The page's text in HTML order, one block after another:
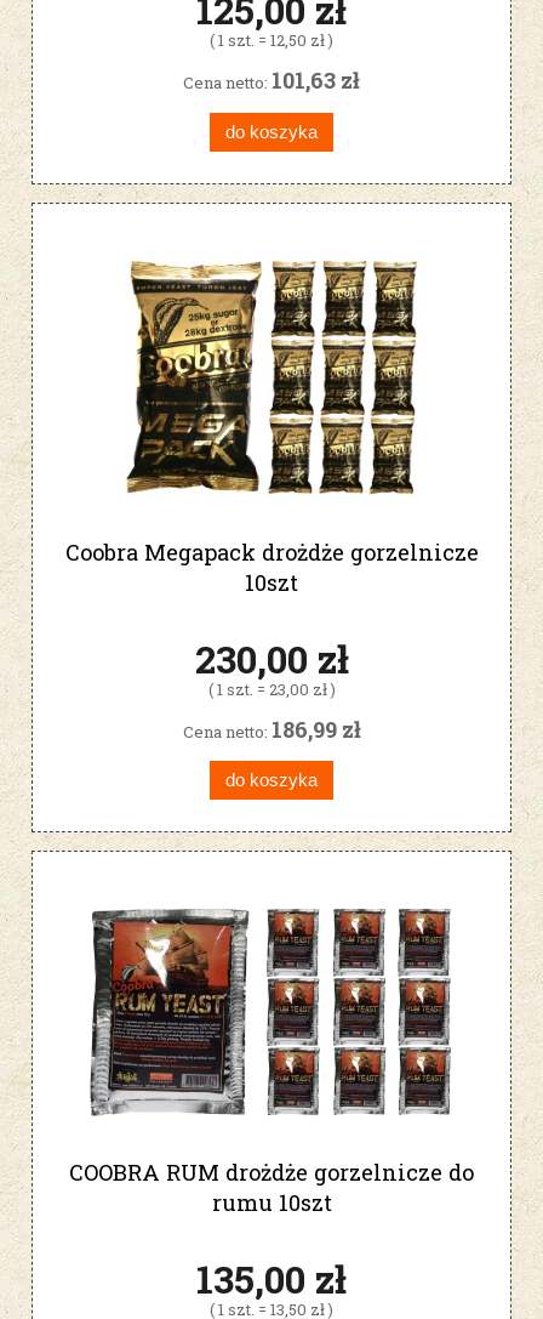
( 1 szt. = 12,50 zł )
Cena netto: 101,63 zł
do koszyka
Coobra Megapack drożdże gorzelnicze
10szt
230,00 zł
( 1 szt. = 23,00 zł )
Cena netto: 186,99 zł
do koszyka
COOBRA RUM drożdże gorzelnicze do
rumu 10szt
135,00 zł
( 1 szt. = 13,50 zł )